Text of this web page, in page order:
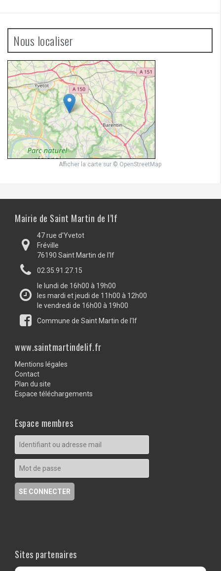
Nous localiser
Afficher la carte sur © OpenStreetMap
Mairie de Saint Martin de l’If
47 rue d'Yvetot
Fréville
76190 Saint Martin de l'If
02.35.91.27.15
le lundi de 16h00 à 19h00
les mardi et jeudi de 11h00 à 12h00
le vendredi de 16h00 à 19h00
Commune de Saint Martin de l'If
www.saintmartindelif.fr
Mentions légales
Contact
Plan du site
Espace téléchargements
Espace membres
Sites partenaires